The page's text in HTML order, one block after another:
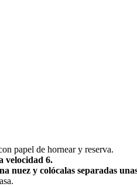
papel de hornear y reserva.
velocidad 6.
nuez y colócalas separadas